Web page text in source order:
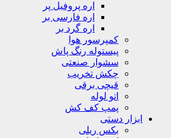
اره پروفیل پر
اره فارسی بر
اره گرد بر
کمپرسور هوا
پیستوله رنگ پاش
سشوار صنعتی
چکش تخریب
قیچی برقی
اتو لوله
پمپ کف کش
ابزار دستی
بکس ریلی